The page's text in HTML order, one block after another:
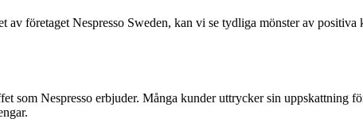
företaget Nespresso Sweden, kan vi se tydliga mönster av
som Nespresso erbjuder. Många kunder uttrycker sin uppskattning